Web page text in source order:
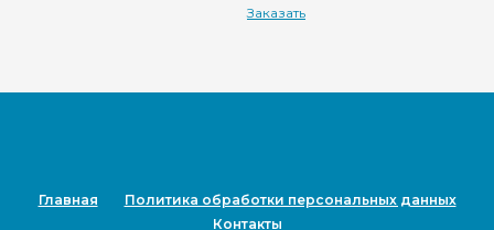
Заказать
Главная
Политика обработки персональных данных
Контакты